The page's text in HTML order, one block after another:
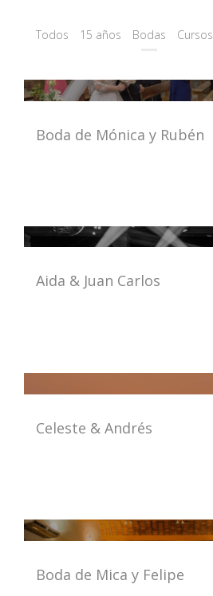
Todos 15 años Bodas Cursos
Boda de Mónica y Rubén
Aida & Juan Carlos
Celeste & Andrés
Boda de Mica y Felipe